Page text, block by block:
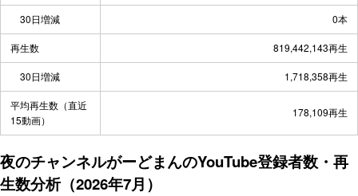
30日増減 0本
再生数 819,442,143再生
30日増減 1,718,358再生
平均再生数（直近
15動画）
178,109再生
夜のチャンネルがーどまんのYouTube登録者数・再
生数分析（2026年7月）